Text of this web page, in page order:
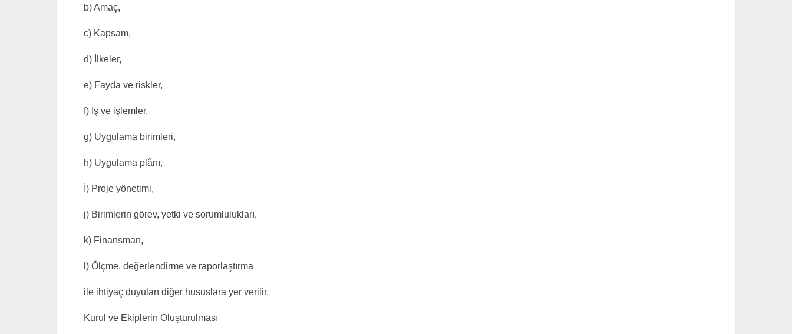
b) Amaç,
c) Kapsam,
d) İlkeler,
e) Fayda ve riskler,
f) İş ve işlemler,
g) Uygulama birimleri,
h) Uygulama plânı,
İ) Proje yönetimi,
j) Birimlerin görev, yetki ve sorumlulukları,
k) Finansman,
l) Ölçme, değerlendirme ve raporlaştırma
ile ihtiyaç duyulan diğer hususlara yer verilir.
Kurul ve Ekiplerin Oluşturulması